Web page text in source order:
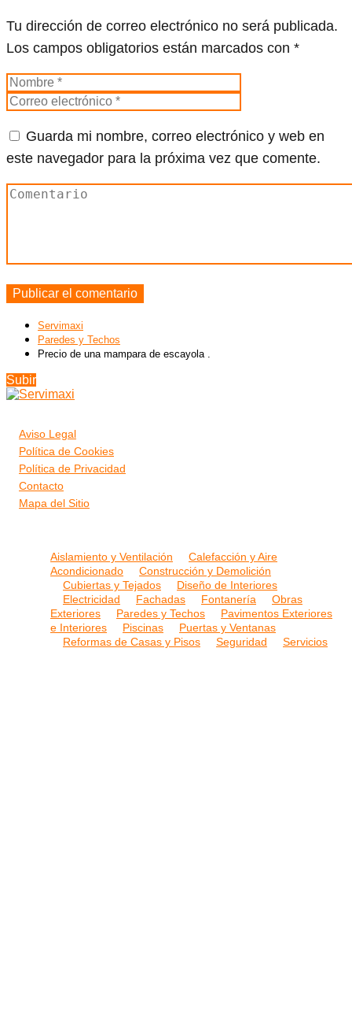
Tu dirección de correo electrónico no será publicada.
Los campos obligatorios están marcados con *
Guarda mi nombre, correo electrónico y web en
este navegador para la próxima vez que comente.
Servimaxi
Paredes y Techos
Precio de una mampara de escayola .
Subir
Aviso Legal
Política de Cookies
Política de Privacidad
Contacto
Mapa del Sitio
Aislamiento y Ventilación
Calefacción y Aire
Acondicionado
Construcción y Demolición
Cubiertas y Tejados
Diseño de Interiores
Electricidad
Fachadas Fontanería
Obras
Exteriores
Paredes y Techos
Pavimentos Exteriores
e Interiores
Piscinas
Puertas y Ventanas
Reformas de Casas y Pisos
Seguridad Servicios